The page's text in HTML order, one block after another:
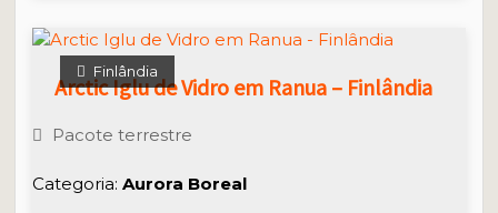
Finlândia
Arctic Iglu de Vidro em Ranua – Finlândia
Pacote terrestre
Categoria:Aurora Boreal